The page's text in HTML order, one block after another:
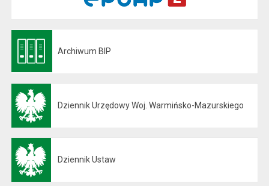
Archiwum BIP
Dziennik Urzędowy Woj. Warmińsko-Mazurskiego
Dziennik Ustaw